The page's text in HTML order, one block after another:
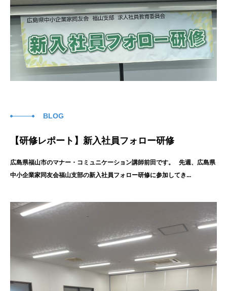
BLOG
【研修レポート】新入社員フォロー研修
広島県福山市のマナー・コミュニケーション講師前田です。 先週、広島県
中小企業家同友会福山支部の新入社員フォロー研修に参加してき...